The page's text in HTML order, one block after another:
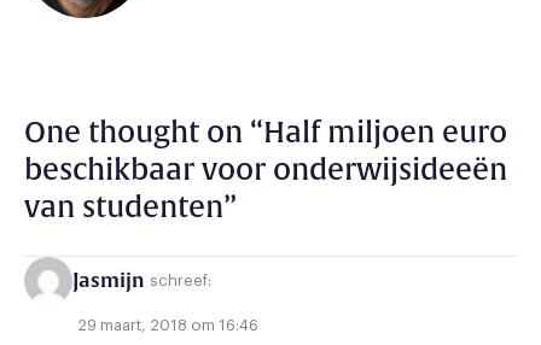
One thought on “Half miljoen euro
beschikbaar voor onderwijsideeën
van studenten”
Jasmijn schreef:
29 maart, 2018 om 16:46